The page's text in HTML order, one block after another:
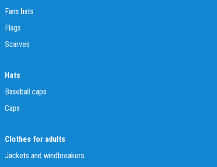
Fans hats
Flags
Scarves
Hats
Baseball caps
Caps
Clothes for adults
Jackets and windbreakers